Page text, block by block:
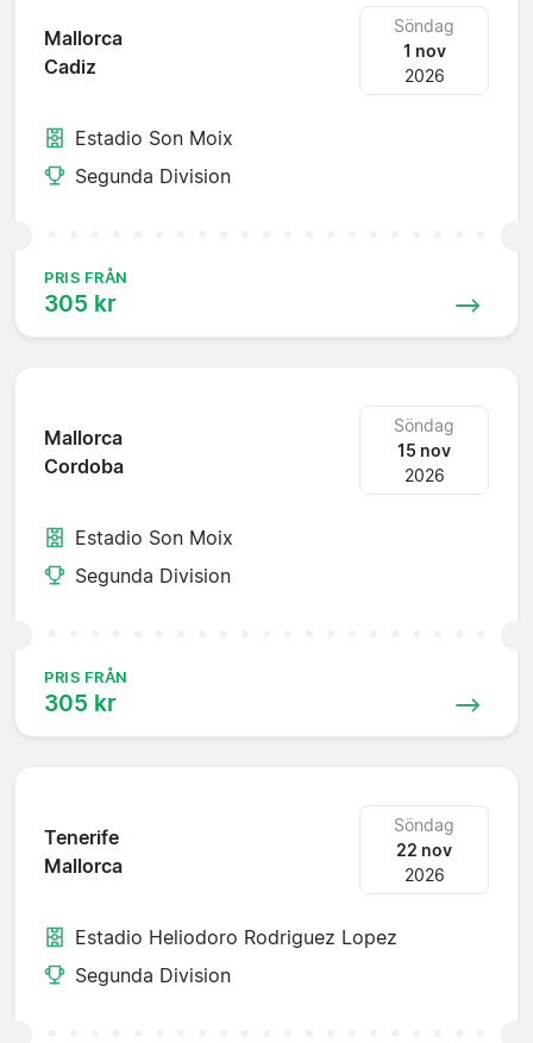
Mallorca
Cadiz
Söndag
1 nov
2026
Estadio Son Moix
Segunda Division
PRIS FRÅN
305 kr
Mallorca
Cordoba
Söndag
15 nov
2026
Estadio Son Moix
Segunda Division
PRIS FRÅN
305 kr
Tenerife
Mallorca
Söndag
22 nov
2026
Estadio Heliodoro Rodriguez Lopez
Segunda Division